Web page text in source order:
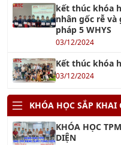
kết thúc khóa
nhân gốc rễ
pháp 5 WHYS
03/12/2024
Kết thúc khóa
03/12/2024
KHÓA HỌC SẮP KHAI
KHÓA HỌC
DIỆN